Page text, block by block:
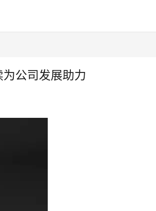
公司发展助力